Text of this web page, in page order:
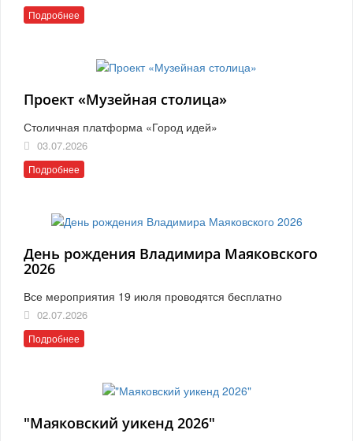
Подробнее
Проект «Музейная столица»
Столичная платформа «Город идей»
03.07.2026
Подробнее
День рождения Владимира Маяковского
2026
Все мероприятия 19 июля проводятся бесплатно
02.07.2026
Подробнее
"Маяковский уикенд 2026"